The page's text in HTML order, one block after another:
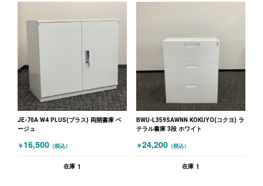
JE-70A W4 PLUS(プラス) 両開書庫 ベ
ージュ
￥ 16,500 （税込）
在庫 1
BWU-L359SAWNN KOKUYO(コクヨ) ラ
テラル書庫 3段 ホワイト
￥24,200 （税込）
在庫 1